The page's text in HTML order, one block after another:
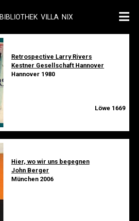
BIBLIOTHEK VILLA NIX
Retrospective Larry Rivers
Kestner Gesellschaft Hannover
Hannover 1980
Löwe 1669
Hier, wo wir uns begegnen
John Berger
München 2006